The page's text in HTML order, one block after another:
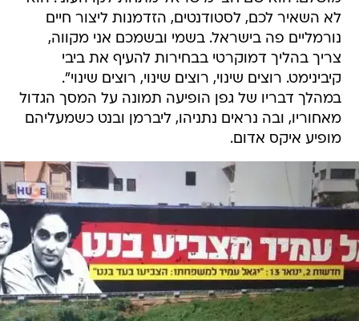
לא השאיר לכם, לסטודנטים, הזדמנות ליצור חיים
נורמליים פה בישראל. בשמי ובשמכם אני מקווה,
צריך בהליך דמוקרטי בבחירות להעיף את ביבי
קיבינימט. רוצים שינוי, רוצים שינוי, רוצים שינוי".
במהלך דבריו של גפן הופיעה תמונה על המסך הגדול
מאחוריו, ובה נראים נתניהו, ליברמן ובנט כשמעליהם
מופיע איקס אדום.